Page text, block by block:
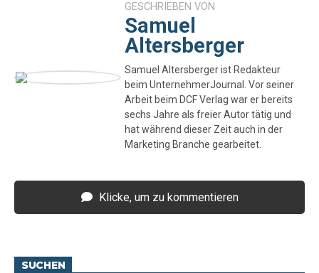
GESCHRIEBEN VON
Samuel
Altersberger
Samuel Altersberger ist Redakteur
beim UnternehmerJournal. Vor seiner
Arbeit beim DCF Verlag war er bereits
sechs Jahre als freier Autor tätig und
hat während dieser Zeit auch in der
Marketing Branche gearbeitet.
Klicke, um zu kommentieren
SUCHEN